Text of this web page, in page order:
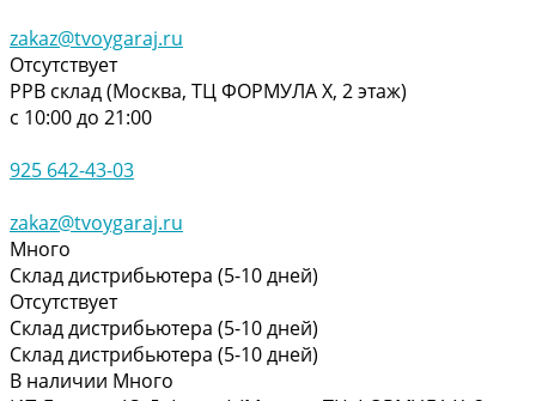
zakaz@tvoygaraj.ru
Отсутствует
РРВ склад (Москва, ТЦ ФОРМУЛА Х, 2 этаж)
с 10:00 до 21:00
925 642-43-03
zakaz@tvoygaraj.ru
Много
Склад дистрибьютера (5-10 дней)
Отсутствует
Склад дистрибьютера (5-10 дней)
Склад дистрибьютера (5-10 дней)
В наличии Много